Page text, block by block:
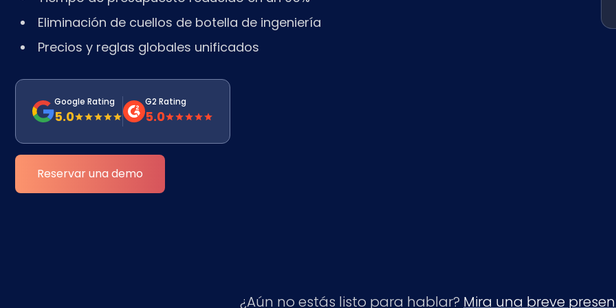
Eliminación de cuellos de botella de ingeniería
Precios y reglas globales unificados
Google Rating
5.0
G2 Rating
5.0
Reservar una demo
¿Aún no estás listo para hablar? Mira una breve